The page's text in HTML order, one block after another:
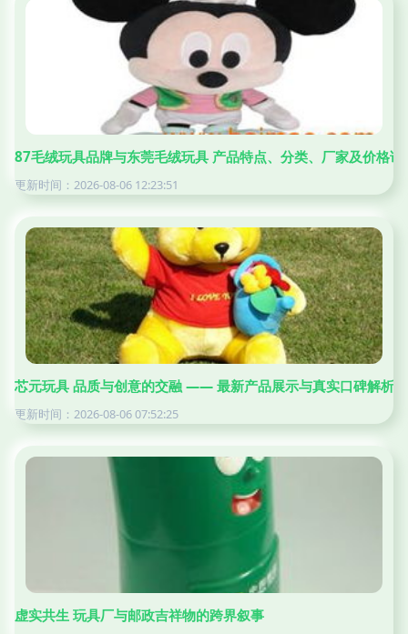
87毛绒玩具品牌与东莞毛绒玩具 产品特点、分类、厂家及价格详
更新时间：2026-08-06 12:23:51
芯元玩具 品质与创意的交融 —— 最新产品展示与真实口碑解析
更新时间：2026-08-06 07:52:25
虚实共生 玩具厂与邮政吉祥物的跨界叙事